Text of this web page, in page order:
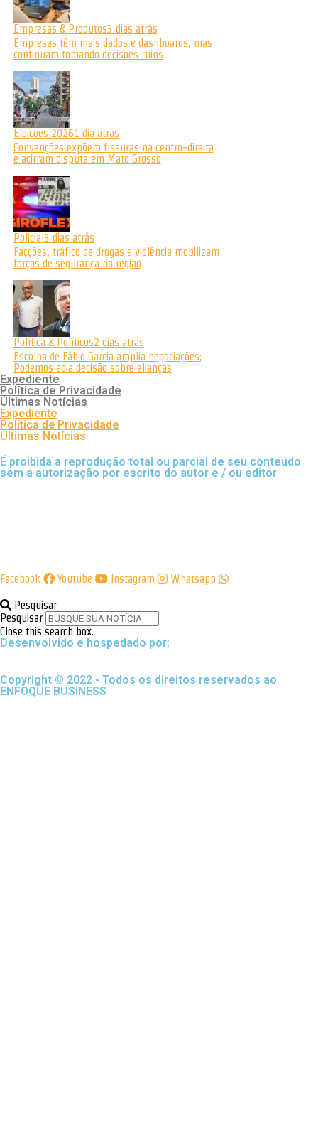
Empresas & Produtos3 dias atrás
Empresas têm mais dados e dashboards, mas
continuam tomando decisões ruins
Eleições 20261 dia atrás
Convenções expõem fissuras na centro-direita
e acirram disputa em Mato Grosso
Policial 3 dias atrás
Facções, tráfico de drogas e violência mobilizam
forças de segurança na região
Política & Políticos2 dias atrás
Escolha de Fábio Garcia amplia negociações;
Podemos adia decisão sobre alianças
Expediente
Política de Privacidade
Últimas Notícias
Expediente
Política de Privacidade
Últimas Notícias
É proibida a reprodução total ou parcial de seu conteúdo
sem a autorização por escrito do autor e / ou editor
Facebook Youtube Instagram Whatsapp
Pesquisar
Pesquisar
Close this search box.
Desenvolvido e hospedado por:
Copyright © 2022 - Todos os direitos reservados ao
ENFOQUE BUSINESS